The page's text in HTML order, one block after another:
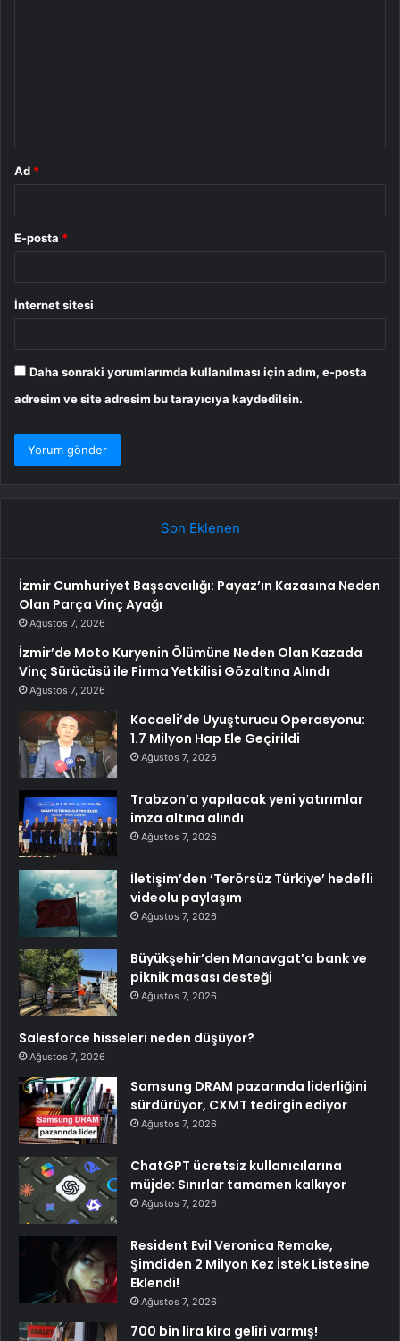
Ad *
E-posta *
İnternet sitesi
Daha sonraki yorumlarımda kullanılması için adım, e-posta
adresim ve site adresim bu tarayıcıya kaydedilsin.
Son Eklenen
İzmir Cumhuriyet Başsavcılığı: Payaz’ın Kazasına Neden
Olan Parça Vinç Ayağı
Ağustos 7, 2026
İzmir’de Moto Kuryenin Ölümüne Neden Olan Kazada
Vinç Sürücüsü ile Firma Yetkilisi Gözaltına Alındı
Ağustos 7, 2026
Kocaeli’de Uyuşturucu Operasyonu:
1.7 Milyon Hap Ele Geçirildi
Ağustos 7, 2026
Trabzon’a yapılacak yeni yatırımlar
imza altına alındı
Ağustos 7, 2026
İletişim’den ‘Terörsüz Türkiye’ hedefli
videolu paylaşım
Ağustos 7, 2026
Büyükşehir’den Manavgat’a bank ve
piknik masası desteği
Ağustos 7, 2026
Salesforce hisseleri neden düşüyor?
Ağustos 7, 2026
Samsung DRAM pazarında liderliğini
sürdürüyor, CXMT tedirgin ediyor
Ağustos 7, 2026
ChatGPT ücretsiz kullanıcılarına
müjde: Sınırlar tamamen kalkıyor
Ağustos 7, 2026
Resident Evil Veronica Remake,
Şimdiden 2 Milyon Kez İstek Listesine
Eklendi!
Ağustos 7, 2026
700 bin lira kira geliri varmış!